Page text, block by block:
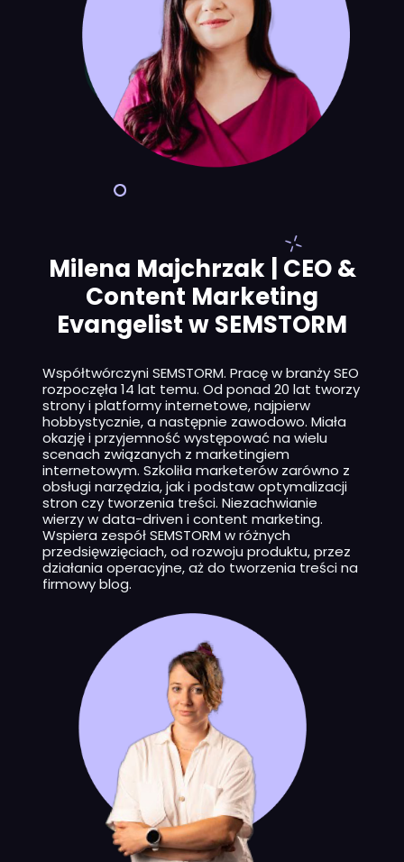
Milena Majchrzak | CEO &
Content Marketing
Evangelist w SEMSTORM
Współtwórczyni SEMSTORM. Pracę w branży SEO
rozpoczęła 14 lat temu. Od ponad 20 lat tworzy
strony i platformy internetowe, najpierw
hobbystycznie, a następnie zawodowo. Miała
okazję i przyjemność występować na wielu
scenach związanych z marketingiem
internetowym. Szkoliła marketerów zarówno z
obsługi narzędzia, jak i podstaw optymalizacji
stron czy tworzenia treści. Niezachwianie
wierzy w data-driven i content marketing.
Wspiera zespół SEMSTORM w różnych
przedsięwzięciach, od rozwoju produktu, przez
działania operacyjne, aż do tworzenia treści na
firmowy blog.